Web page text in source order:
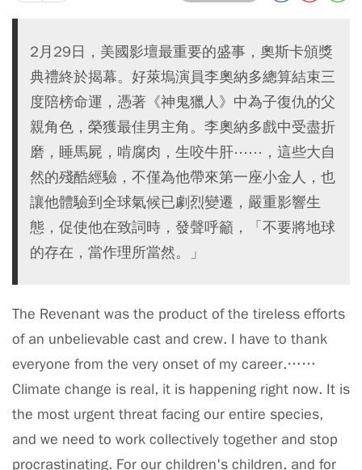
2月29日，美國影壇最重要的盛事，奧斯卡頒獎
典禮終於揭幕。好萊塢演員李奧納多總算結束三
度陪榜命運，憑著《神鬼獵人》中為子復仇的父
親角色，榮獲最佳男主角。李奧納多戲中受盡折
磨，睡馬屍，啃腐肉，生咬牛肝⋯⋯，這些大自
然的殘酷經驗，不僅為他帶來第一座小金人，也
讓他體驗到全球氣候已劇烈變遷，嚴重影響生
態，促使他在致詞時，發聲呼籲，「不要將地球
的存在，當作理所當然。」
The Revenant was the product of the tireless efforts
of an unbelievable cast and crew. I have to thank
everyone from the very onset of my career.……
Climate change is real, it is happening right now. It is
the most urgent threat facing our entire species,
and we need to work collectively together and stop
procrastinating. For our children's children, and for